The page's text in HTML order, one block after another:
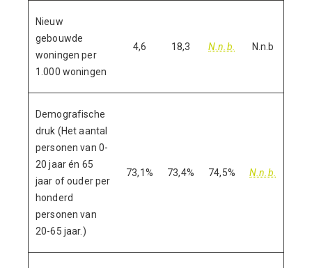
Nieuw
gebouwde
woningen per
1.000 woningen
4,6 18,3 N.n.b. N.n.b
Demografische
druk (Het aantal
personen van 0-
20 jaar én 65
jaar of ouder per
honderd
personen van
20-65 jaar.)
73,1% 73,4% 74,5% N.n.b.